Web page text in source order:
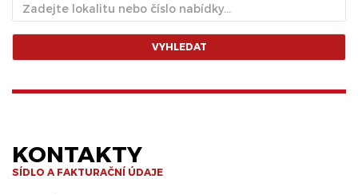
VYHLEDAT
KONTAKTY
SÍDLO A FAKTURAČNÍ ÚDAJE